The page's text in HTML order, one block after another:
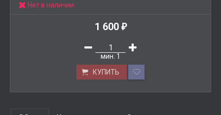
Нет в наличии
1 600 ₽
мин. 1
КУПИТЬ